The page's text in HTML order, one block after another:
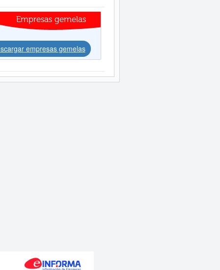
Empresas gemelas
empresas gemelas